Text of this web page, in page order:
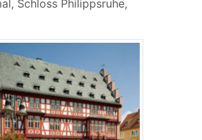
Schloss Philippsruhe,